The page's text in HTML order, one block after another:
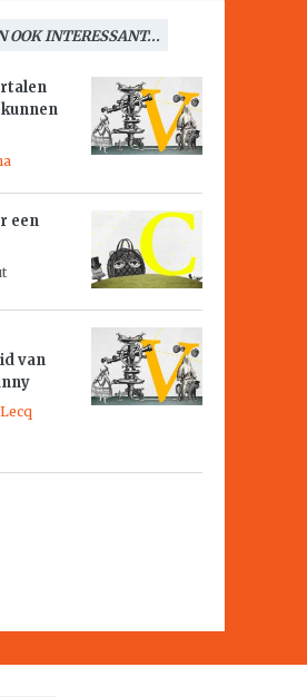
OOK INTERESSANT...
een
van